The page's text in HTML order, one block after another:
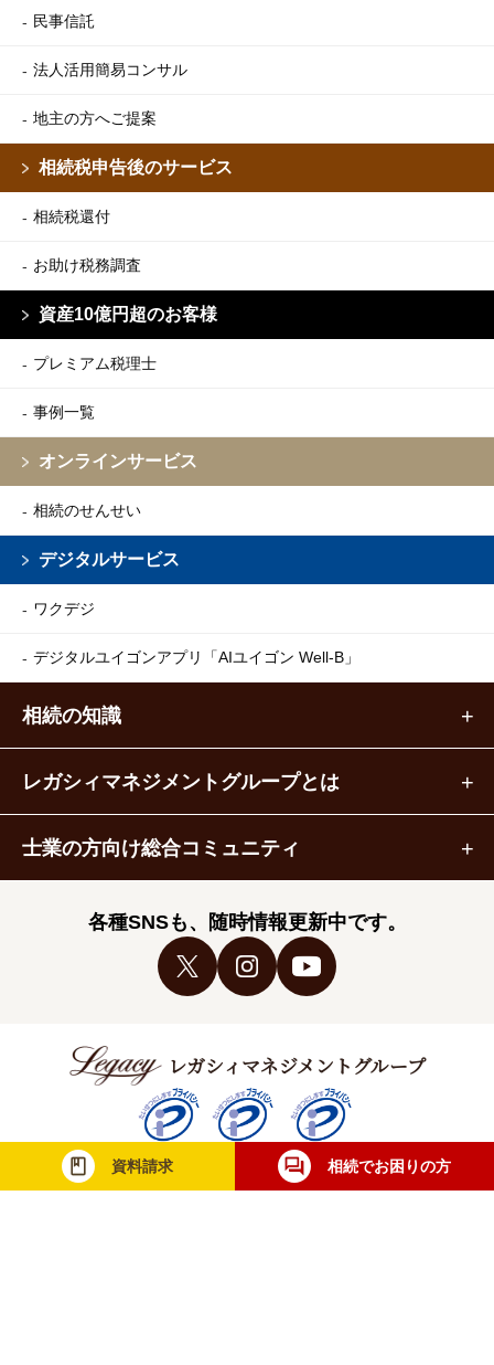
資料請求 相続でお困りの方
民事信託
法人活用簡易コンサル
地主の方へご提案
相続税申告後のサービス
相続税還付
お助け税務調査
資産10億円超のお客様
プレミアム税理士
事例一覧
オンラインサービス
相続のせんせい
デジタルサービス
ワクデジ
デジタルユイゴンアプリ 「AIユイゴン Well-B」
相続の知識
レガシィマネジメントグループとは
士業の方向け総合コミュニティ
各種SNSも、随時情報更新中です。
レガシィマネジメントグループ
税理士法人レガシィ 行政書士法人レガシィ